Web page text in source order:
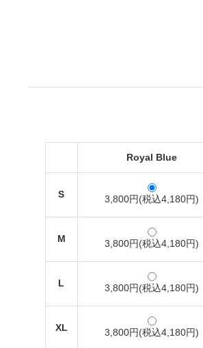
Royal Blue
S 3,800円(税込4,180円)
M 3,800円(税込4,180円)
L 3,800円(税込4,180円)
XL 3,800円(税込4,180円)